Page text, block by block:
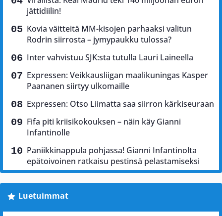
jättidiilin!
Kovia väitteitä MM-kisojen parhaaksi valitun
Rodrin siirrosta – jymypaukku tulossa?
Inter vahvistuu SJK:sta tutulla Lauri Laineella
Expressen: Veikkausliigan maalikuningas Kasper
Paananen siirtyy ulkomaille
Expressen: Otso Liimatta saa siirron kärkiseuraan
Fifa piti kriisikokouksen – näin käy Gianni
Infantinolle
Paniikkinappula pohjassa! Gianni Infantinolta
epätoivoinen ratkaisu pestinsä pelastamiseksi
Luetuimmat